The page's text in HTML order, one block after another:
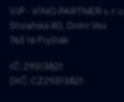
ViP - VINO PARTNER s. r. o.
Stolařská 40, Dolní Ves
763 16 Fryšták
IČ: 29313821
DIČ: CZ29313821